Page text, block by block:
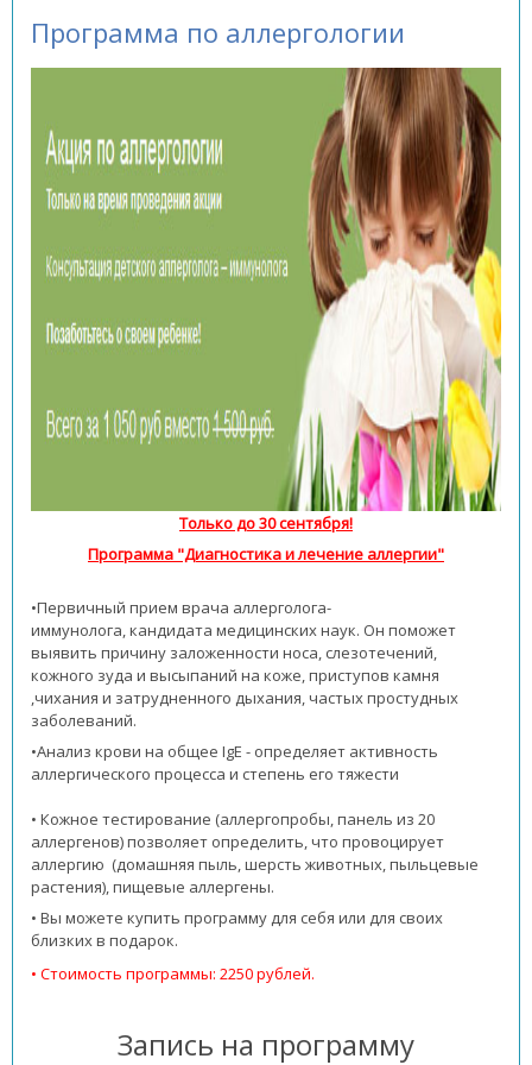
Программа по аллергологии
Только до 30 сентября!
Программа "Диагностика и лечение аллергии"
•Первичный прием врача аллерголога-
иммунолога, кандидата медицинских наук. Он поможет
выявить причину заложенности носа, слезотечений,
кожного зуда и высыпаний на коже, приступов камня
,чихания и затрудненного дыхания, частых простудных
заболеваний.
•Анализ крови на общее IgE - определяет активность
аллергического процесса и степень его тяжести
• Кожное тестирование (аллергопробы, панель из 20
аллергенов) позволяет определить, что провоцирует
аллергию (домашняя пыль, шерсть животных, пыльцевые
растения), пищевые аллергены.
• Вы можете купить программу для себя или для своих
близких в подарок.
• Стоимость программы: 2250 рублей.
Запись на программу